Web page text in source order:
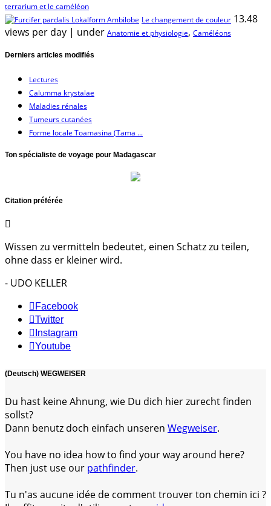
terrarium et le caméléon
Le changement de couleur 13.48
views per day | under Anatomie et physiologie, Caméléons
Derniers articles modifiés
Lectures
Calumma krystalae
Maladies rénales
Tumeurs cutanées
Forme locale Toamasina (Tama ...
Ton spécialiste de voyage pour Madagascar
Citation préférée
Wissen zu vermitteln bedeutet, einen Schatz zu teilen,
ohne dass er kleiner wird.
- UDO KELLER
Facebook
Twitter
Instagram
Youtube
(Deutsch) WEGWEISER
Du hast keine Ahnung, wie Du dich hier zurecht finden
sollst?
Dann benutz doch einfach unseren Wegweiser.
You have no idea how to find your way around here?
Then just use our pathfinder.
Tu n'as aucune idée de comment trouver ton chemin ici ?